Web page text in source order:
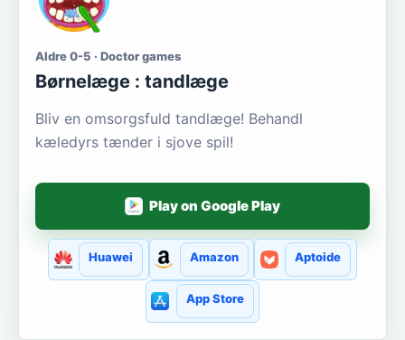
Aldre 0-5 · Doctor games
Børnelæge : tandlæge
Bliv en omsorgsfuld tandlæge! Behandl
kæledyrs tænder i sjove spil!
Play on Google Play
Huawei Amazon Aptoide
App Store